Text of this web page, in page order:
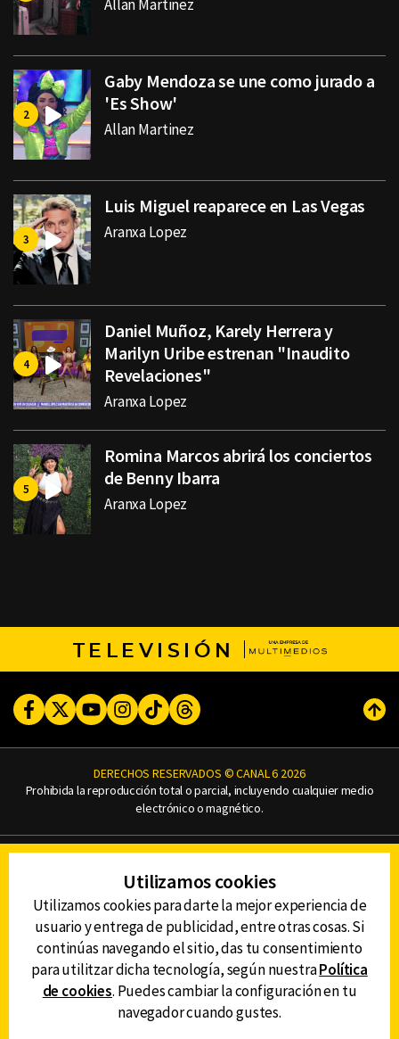
Allan Martinez
Gaby Mendoza se une como jurado a
'Es Show'
Allan Martinez
Luis Miguel reaparece en Las Vegas
Aranxa Lopez
Daniel Muñoz, Karely Herrera y
Marilyn Uribe estrenan "Inaudito
Revelaciones"
Aranxa Lopez
Romina Marcos abrirá los conciertos
de Benny Ibarra
Aranxa Lopez
TELEVISIÓN
FacebookTwitterYoutubeInstagram
TikTokThreads
DERECHOS RESERVADOS © CANAL 6 2026
Prohibida la reproducción total o parcial, incluyendo cualquier medio
electrónico o magnético.
AVISO DE PRIVACIDAD
AVISO LEGAL
DEFENSORÍA DE LAS AUDIENCIAS
DESCARGA LA APP DE CANAL 6
Utilizamos cookies
Utilizamos cookies para darte la mejor experiencia de
usuario y entrega de publicidad, entre otras cosas. Si
continúas navegando el sitio, das tu consentimiento
para utilitzar dicha tecnología, según nuestraPolítica
de cookies. Puedes cambiar la configuración en tu
navegador cuando gustes.